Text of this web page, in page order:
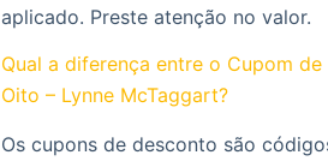
aplicado. Preste atenção no valor.
Qual a diferença entre o Cupom
Oito – Lynne McTaggart?
Os cupons de desconto são